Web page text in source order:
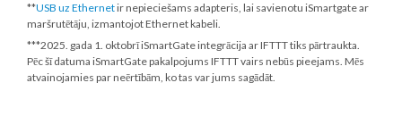
**USB uz Ethernetir nepieciešams adapteris, lai savienotu iSmartgate ar
maršrutētāju, izmantojot Ethernet kabeli.
***2025. gada 1. oktobrīiSmartGate integrācija ar IFTTT tiks pārtraukta.
Pēc šī datuma iSmartGate pakalpojums IFTTT vairs nebūs pieejams. Mēs
atvainojamies par neērtībām, ko tas var jums sagādāt.